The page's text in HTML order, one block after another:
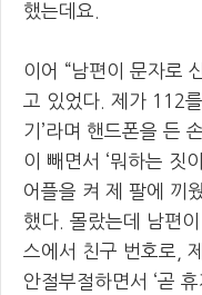
했는데요.
이어 “남편이 문자로
고 있었다. 제가 112
기’라며 핸드폰을 든
이 빼면서 ‘뭐하는 짓
어플을 켜 제 팔에 끼
했다. 몰랐는데 남편
스에서 친구 번호로,
안절부절하면서 ‘곧